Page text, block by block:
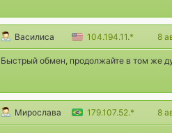
Василиса 104.194.11.* 8
Быстрый обмен, продолжайте в том же
Мирослава 179.107.52.* 8